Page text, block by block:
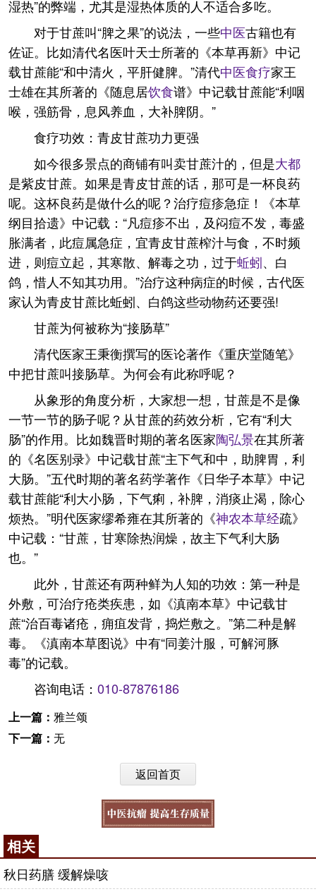
湿热”的弊端，尤其是湿热体质的人不适合多吃。
对于甘蔗叫“脾之果”的说法，一些中医古籍也有
佐证。比如清代名医叶天士所著的《本草再新》中记
载甘蔗能“和中清火，平肝健脾。”清代中医食疗家王
士雄在其所著的《随息居饮食谱》中记载甘蔗能“利咽
喉，强筋骨，息风养血，大补脾阴。”
食疗功效：青皮甘蔗功力更强
如今很多景点的商铺有叫卖甘蔗汁的，但是大都
是紫皮甘蔗。如果是青皮甘蔗的话，那可是一杯良药
呢。这杯良药是做什么的呢？治疗痘疹急症！《本草
纲目拾遗》中记载：“凡痘疹不出，及闷痘不发，毒盛
胀满者，此痘属急症，宜青皮甘蔗榨汁与食，不时频
进，则痘立起，其寒散、解毒之功，过于蚯蚓、白
鸽，惜人不知其功用。”治疗这种病症的时候，古代医
家认为青皮甘蔗比蚯蚓、白鸽这些动物药还要强!
甘蔗为何被称为“接肠草”
清代医家王秉衡撰写的医论著作《重庆堂随笔》
中把甘蔗叫接肠草。为何会有此称呼呢？
从象形的角度分析，大家想一想，甘蔗是不是像
一节一节的肠子呢？从甘蔗的药效分析，它有“利大
肠”的作用。比如魏晋时期的著名医家陶弘景在其所著
的《名医别录》中记载甘蔗“主下气和中，助脾胃，利
大肠。”五代时期的著名药学著作《日华子本草》中记
载甘蔗能“利大小肠，下气痢，补脾，消痰止渴，除心
烦热。”明代医家缪希雍在其所著的《神农本草经疏》
中记载：“甘蔗，甘寒除热润燥，故主下气利大肠
也。”
此外，甘蔗还有两种鲜为人知的功效：第一种是
外敷，可治疗疮类疾患，如《滇南本草》中记载甘
蔗“治百毒诸疮，痈疽发背，捣烂敷之。”第二种是解
毒。《滇南本草图说》中有“同姜汁服，可解河豚
毒”的记载。
咨询电话： 010-87876186
上一篇： 雅兰颂
下一篇： 无
返回首页
相关
秋日药膳 缓解燥咳